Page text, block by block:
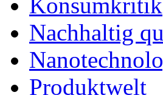
Nachhaltig
Produktwelt